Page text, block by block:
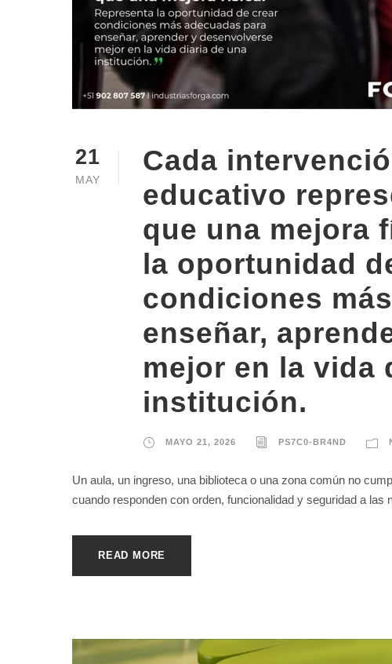
21
MAY
Cada
educativo
que una mejora
la oportunidad
condiciones
enseñar,
mejor en la vida
institución.
MAYO 21, 2026 PS7C0-BR4ND
Un aula, un ingreso, una biblioteca o una zona común no
cuando responden con orden, funcionalidad y seguridad a las
READ MORE